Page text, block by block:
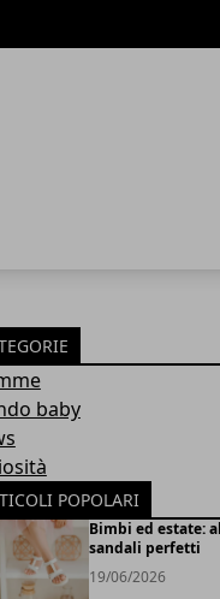
baby
POPOLARI
Bimbi ed estate:
sandali perfetti
19/06/2026